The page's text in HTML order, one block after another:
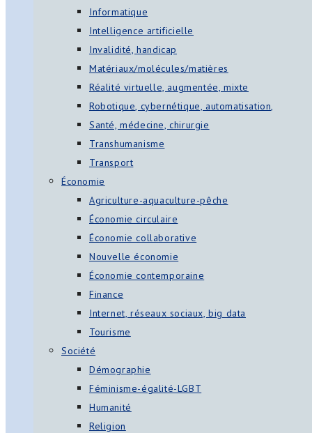
Informatique
Intelligence artificielle
Invalidité, handicap
Matériaux/molécules/matières
Réalité virtuelle, augmentée, mixte
Robotique, cybernétique, automatisation,
Santé, médecine, chirurgie
Transhumanisme
Transport
Économie
Agriculture-aquaculture-pêche
Économie circulaire
Économie collaborative
Nouvelle économie
Économie contemporaine
Finance
Internet, réseaux sociaux, big data
Tourisme
Société
Démographie
Féminisme-égalité-LGBT
Humanité
Religion